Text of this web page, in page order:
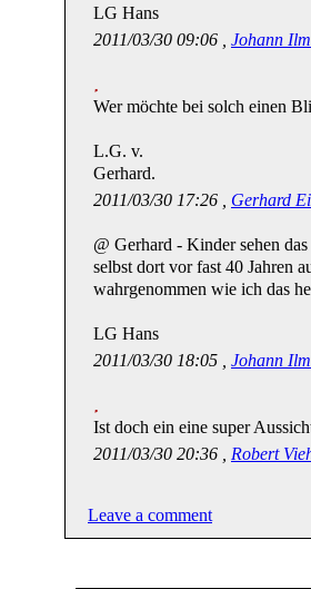
LG Hans
2011/03/30 09:06 , Johann
Wer möchte bei solch einen
L.G. v.
Gerhard.
2011/03/30 17:26 , Gerhard
@ Gerhard - Kinder sehen
selbst dort vor fast 40 Jahren
wahrgenommen wie ich das
LG Hans
2011/03/30 18:05 , Johann
Ist doch ein eine super
2011/03/30 20:36 , Robert
Leave a comment